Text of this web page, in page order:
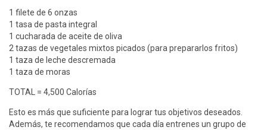
1 filete de 6 onzas
1 tasa de pasta integral
1 cucharada de aceite de oliva
2 tazas de vegetales mixtos picados (para prepararlos fritos)
1 taza de leche descremada
1 taza de moras
TOTAL = 4,500 Calorías
Esto es más que suficiente para lograr tus objetivos deseados.
Además, te recomendamos que cada día entrenes un grupo de